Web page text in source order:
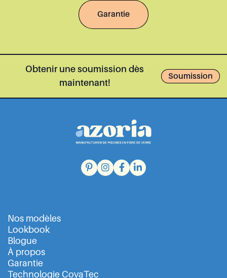
Garantie
Obtenir une soumission dès
maintenant!
Soumission
Nos modèles
Lookbook
Blogue
À propos
Garantie
Technologie CovaTec